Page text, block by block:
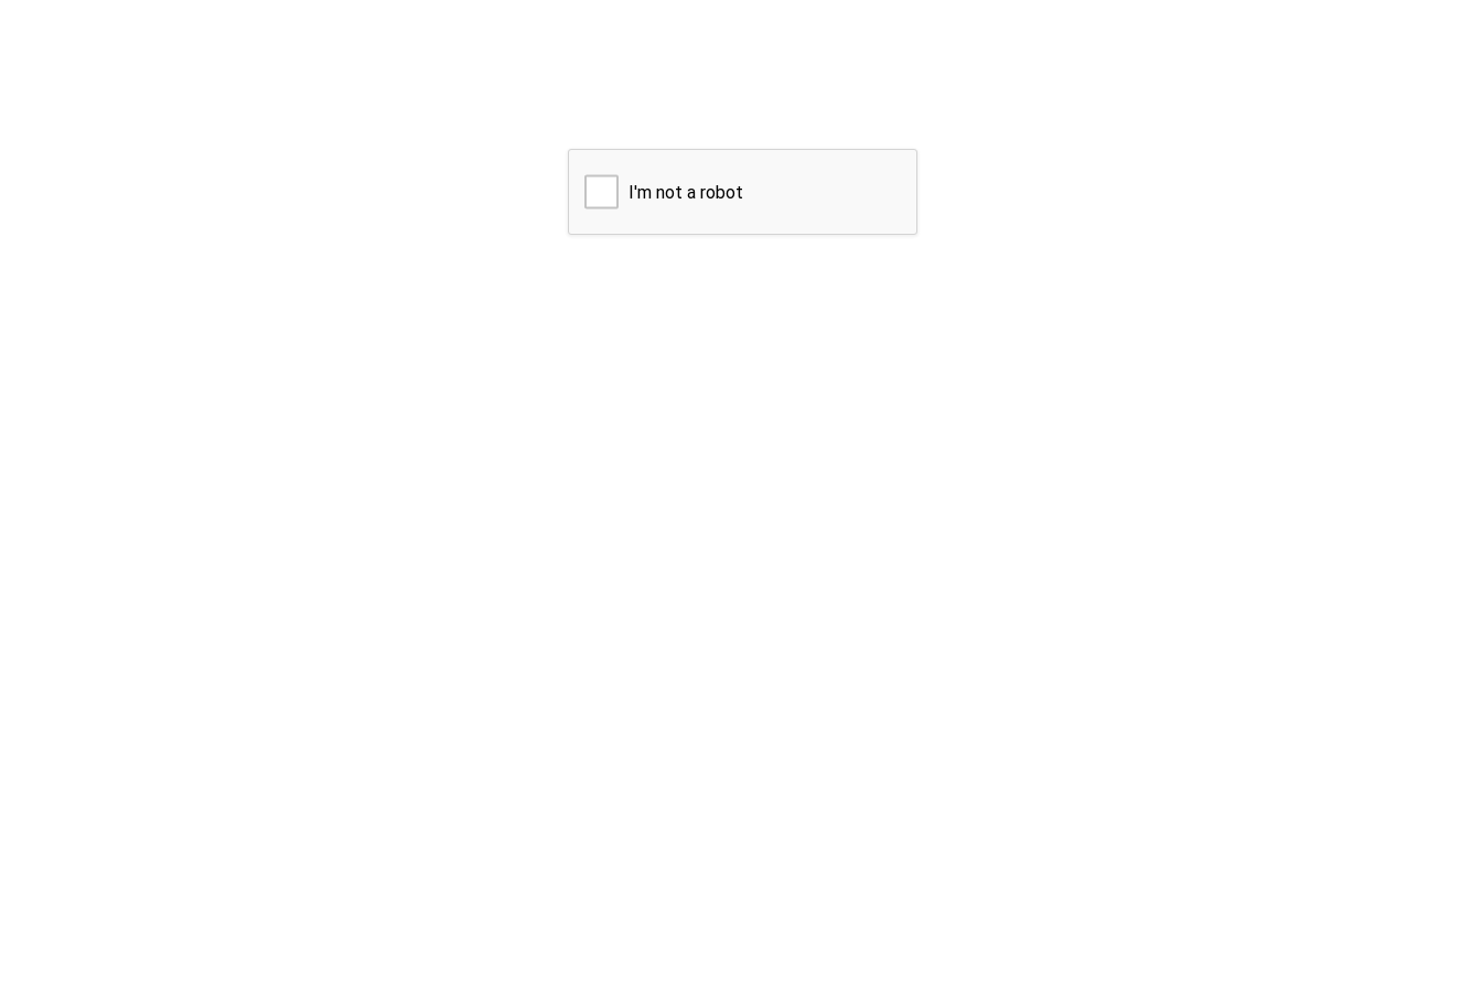
I'm not a robot